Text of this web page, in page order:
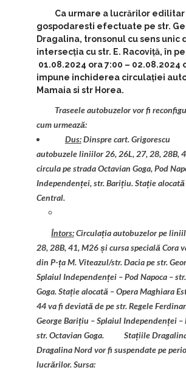
Ca urmare a lucrărilor edilitar
gospodaresti efectuate pe str.
Dragalina, tronsonul cu sens unic
intersecția cu str. E. Racoviță, în
01.08.2024 ora 7:00 – 02.08.2024
impune inchiderea circulației
Mamaia si str Horea.
Traseele autobuzelor vor fi
cum urmează:
Dus:Dinspre cart. Grigorescu
autobuzele liniilor 26, 26L, 27, 28, 28B,
circula pe strada Octavian Goga, Pod
Independenței, str. Barițiu.Stație
Central.
Întors:Circulația autobuzelor pe
28, 28B, 41, M26 și cursa specială Cora
din P-ța M. Viteazul/str. Dacia pe str.
Splaiul Independenței – Pod Napoca –
Goga. Stație alocată – Opera Maghiara
44 va fi deviată de pe str. Regele
George Barițiu – Splaiul Independenței –
str. Octavian Goga.
Stațiile
Dragalina Nord vor fi suspendate pe
lucrărilor.Sursa: